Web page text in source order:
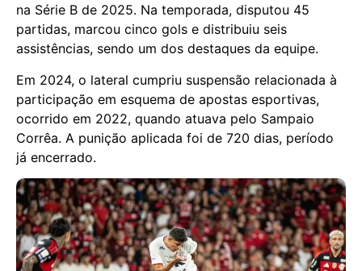
na Série B de 2025. Na temporada, disputou 45
partidas, marcou cinco gols e distribuiu seis
assistências, sendo um dos destaques da equipe.
Em 2024, o lateral cumpriu suspensão relacionada à
participação em esquema de apostas esportivas,
ocorrido em 2022, quando atuava pelo Sampaio
Corrêa. A punição aplicada foi de 720 dias, período
já encerrado.